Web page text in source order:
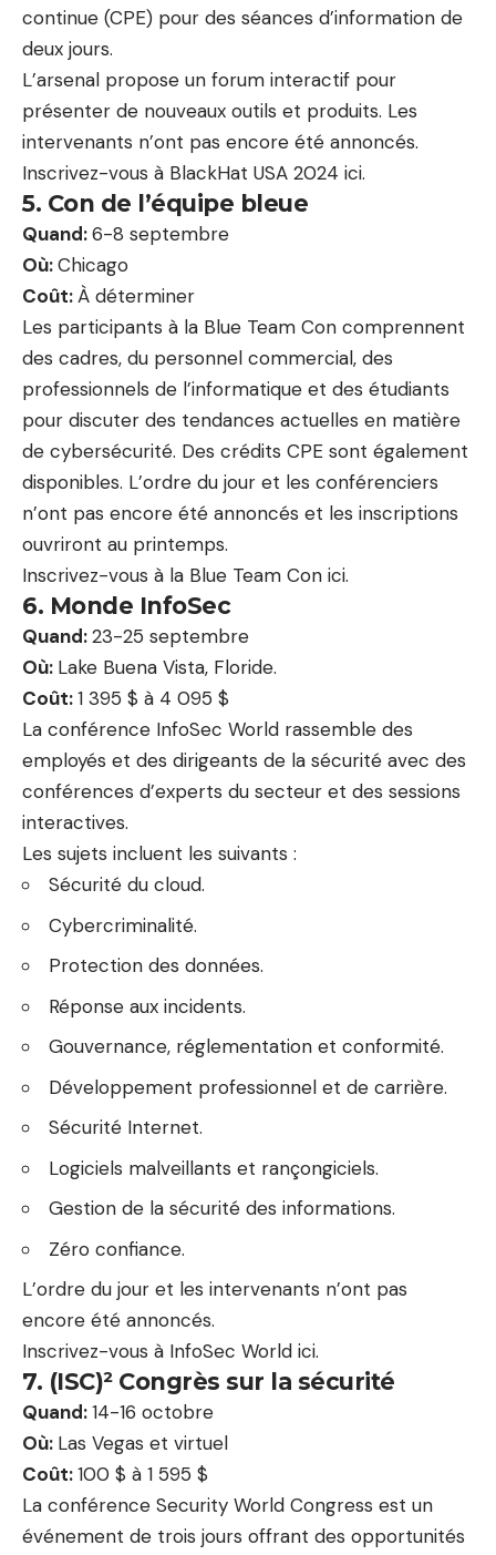
continue (CPE) pour des séances d’information de
deux jours.
L’arsenal propose un forum interactif pour
présenter de nouveaux outils et produits. Les
intervenants n’ont pas encore été annoncés.
Inscrivez-vous à BlackHat USA 2024 ici.
5. Con de l’équipe bleue
Quand:6-8 septembre
Où:Chicago
Coût:À déterminer
Les participants à la Blue Team Con comprennent
des cadres, du personnel commercial, des
professionnels de l’informatique et des étudiants
pour discuter des tendances actuelles en matière
de cybersécurité. Des crédits CPE sont également
disponibles. L’ordre du jour et les conférenciers
n’ont pas encore été annoncés et les inscriptions
ouvriront au printemps.
Inscrivez-vous à la Blue Team Con ici.
6. Monde InfoSec
Quand:23-25 ​​septembre
Où: Lake Buena Vista, Floride.
Coût:1 395 $ à 4 095 $
La conférence InfoSec World rassemble des
employés et des dirigeants de la sécurité avec des
conférences d’experts du secteur et des sessions
interactives.
Les sujets incluent les suivants :
Sécurité du cloud.
Cybercriminalité.
Protection des données.
Réponse aux incidents.
Gouvernance, réglementation et conformité.
Développement professionnel et de carrière.
Sécurité Internet.
Logiciels malveillants et rançongiciels.
Gestion de la sécurité des informations.
Zéro confiance.
L’ordre du jour et les intervenants n’ont pas
encore été annoncés.
Inscrivez-vous à InfoSec World ici.
7. (ISC)² Congrès sur la sécurité
Quand:14-16 octobre
Où: Las Vegas et virtuel
Coût:100 $ à 1 595 $
La conférence Security World Congress est un
événement de trois jours offrant des opportunités